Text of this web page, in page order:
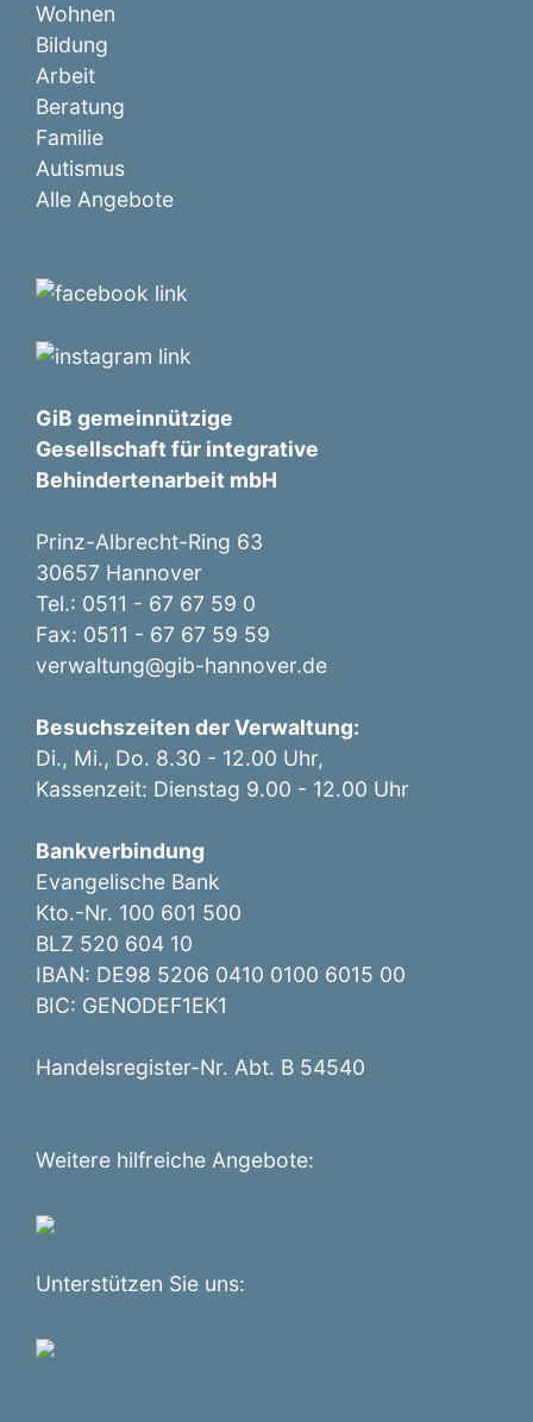
Wohnen
Bildung
Arbeit
Beratung
Familie
Autismus
Alle Angebote
GiB gemeinnützige
Gesellschaft für integrative
Behindertenarbeit mbH
Prinz-Albrecht-Ring 63
30657 Hannover
Tel.: 0511 - 67 67 59 0
Fax: 0511 - 67 67 59 59
verwaltung@gib-hannover.de
Besuchszeiten der Verwaltung:
Di., Mi., Do. 8.30 - 12.00 Uhr,
Kassenzeit: Dienstag 9.00 - 12.00 Uhr
Bankverbindung
Evangelische Bank
Kto.-Nr. 100 601 500
BLZ 520 604 10
IBAN: DE98 5206 0410 0100 6015 00
BIC: GENODEF1EK1
Handelsregister-Nr. Abt. B 54540
Weitere hilfreiche Angebote:
Unterstützen Sie uns: